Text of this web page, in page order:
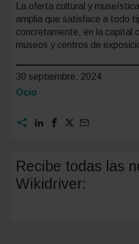
La oferta cultural y
amplia que satisface a todo
concretamente, en la capital
museos y centros de
30 septiembre, 2024
Categoría:
Ocio
Recibe todas las
Wikidriver: